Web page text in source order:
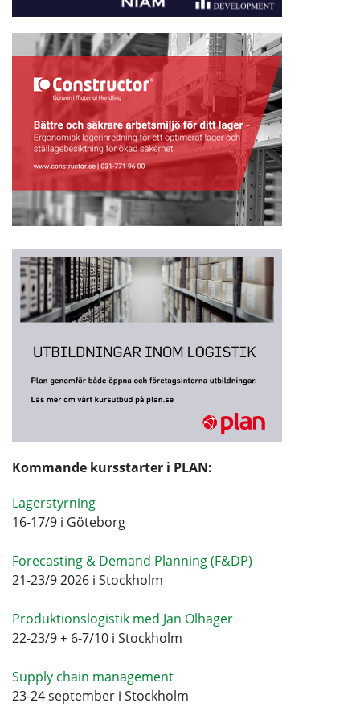
Kommande kursstarter i PLAN:
Lagerstyrning
16-17/9 i Göteborg
Forecasting & Demand Planning (F&DP)
21-23/9 2026 i Stockholm
Produktionslogistik med Jan Olhager
22-23/9 + 6-7/10 i Stockholm
Supply chain management
23-24 september i Stockholm